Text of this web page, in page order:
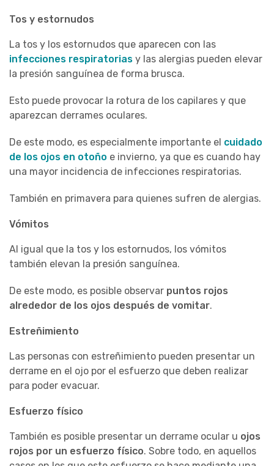
Tos y estornudos
La tos y los estornudos que aparecen con las
infecciones respiratorias y las alergias pueden elevar
la presión sanguínea de forma brusca.
Esto puede provocar la rotura de los capilares y que
aparezcan derrames oculares.
De este modo, es especialmente importante el cuidado
de los ojos en otoño e invierno, ya que es cuando hay
una mayor incidencia de infecciones respiratorias.
También en primavera para quienes sufren de alergias.
Vómitos
Al igual que la tos y los estornudos, los vómitos
también elevan la presión sanguínea.
De este modo, es posible observar puntos rojos
alrededor de los ojos después de vomitar.
Estreñimiento
Las personas con estreñimiento pueden presentar un
derrame en el ojo por el esfuerzo que deben realizar
para poder evacuar.
Esfuerzo físico
También es posible presentar un derrame ocular u ojos
rojos por un esfuerzo físico. Sobre todo, en aquellos